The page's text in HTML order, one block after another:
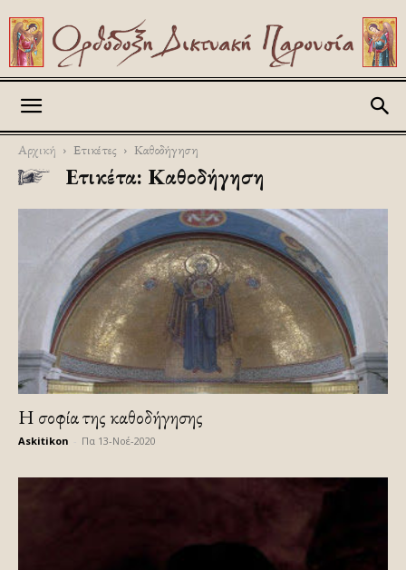
Αρχική Ετικέτες Καθοδήγηση
Ετικέτα: Καθοδήγηση
Η σοφία της καθοδήγησης
Askitikon Πα 13-Νοέ-2020